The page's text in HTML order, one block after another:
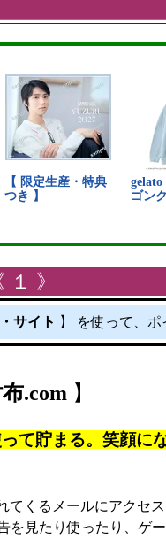
１ 》
サイト 】 を使って、
.com 】
て貯まる。笑顔に
てくるメールにアクセ
を見たり使ったり、ゲ